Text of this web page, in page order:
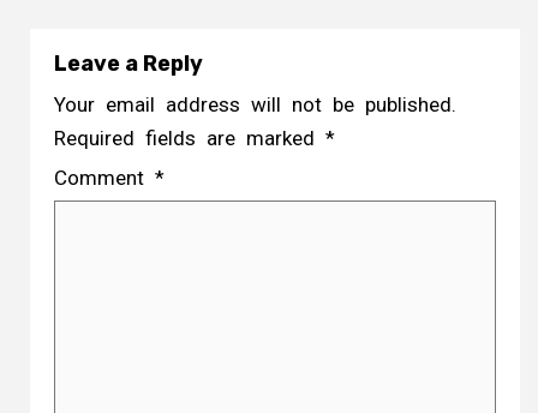
Leave a Reply
Your email address will not be published.
Required fields are marked *
Comment *